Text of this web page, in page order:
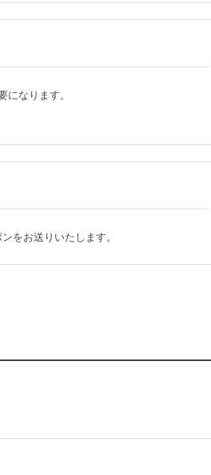
なります。
をお送りいたします。